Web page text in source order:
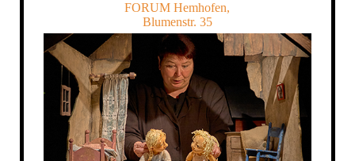
FORUM Hemhofen,
Blumenstr. 35